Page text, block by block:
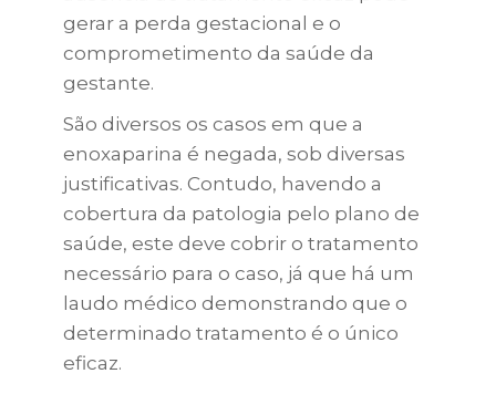
gerar a perda gestacional e o
comprometimento da saúde da
gestante.
São diversos os casos em que a
enoxaparina é negada, sob diversas
justificativas. Contudo, havendo a
cobertura da patologia pelo plano de
saúde, este deve cobrir o tratamento
necessário para o caso, já que há um
laudo médico demonstrando que o
determinado tratamento é o único
eficaz.